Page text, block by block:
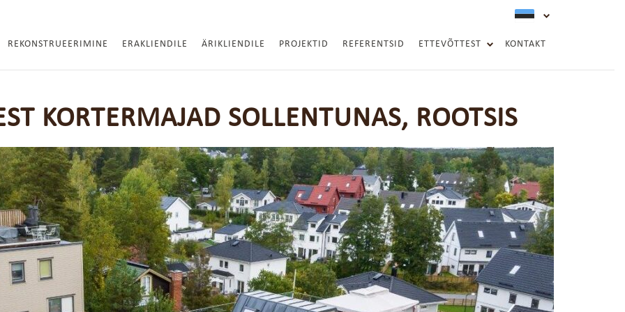
active
REKONSTRUEERIMINE ERAKLIENDILE ÄRIKLIENDILE PROJEKTID REFERENTSID ETTEVÕTTEST KONTAKT
KORTERMAJAD SOLLENTUNAS, ROOTSIS